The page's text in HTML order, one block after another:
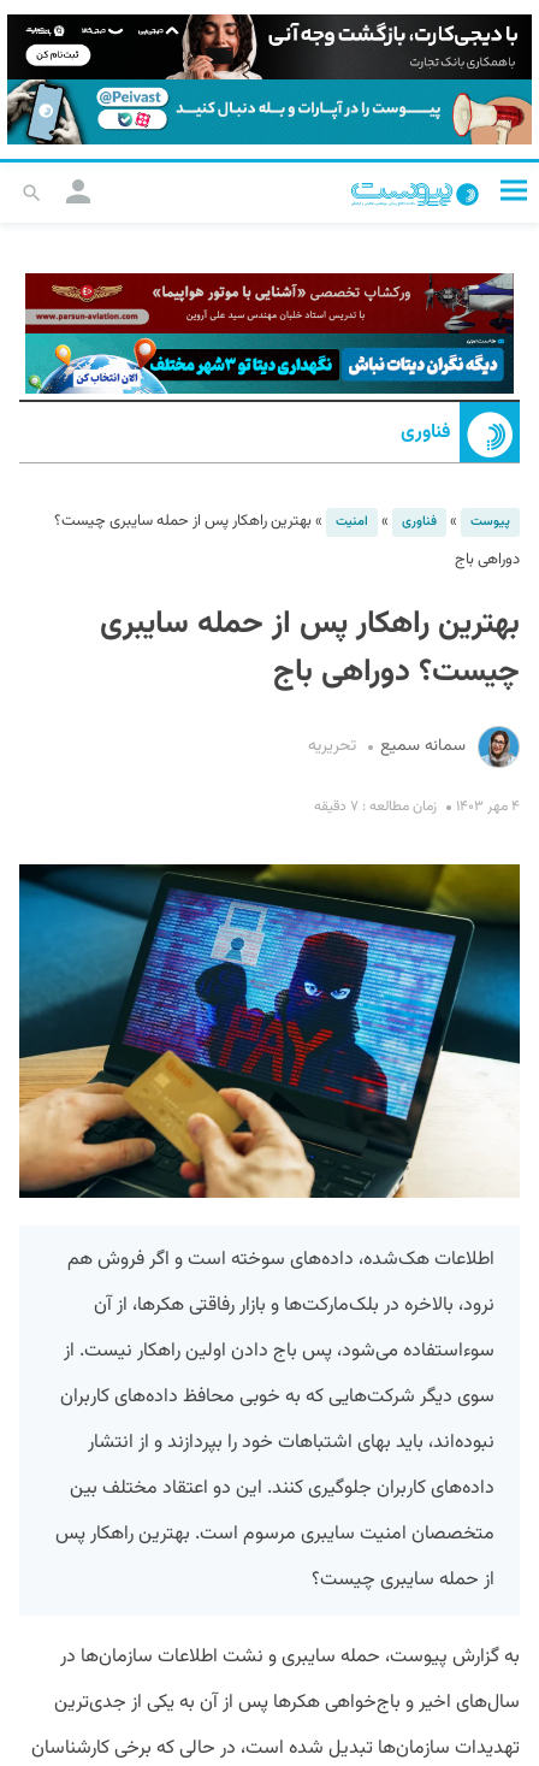
فناوری
پیوست » فناوری » امنیت »بهترین راهکار پس از حمله سایبری چیست؟
دوراهی باج
بهترین راهکار پس از حمله سایبری
چیست؟ دوراهی باج
سمانه سمیع تحریریه
۴ مهر ۱۴۰۳ زمان مطالعه : ۷ دقیقه
اطلاعات هک‌شده، داده‌های سوخته است و اگر فروش هم
نرود، بالاخره در بلک‌مارکت‌ها و بازار رفاقتی هکرها، از آن
سوءاستفاده می‌شود، پس باج دادن اولین راهکار نیست. از
سوی دیگر شرکت‌هایی که به خوبی محافظ داده‌های کاربران
نبوده‌اند، باید بهای اشتباهات خود را بپردازند و از انتشار
داده‌های کاربران جلوگیری کنند. این دو اعتقاد مختلف بین
متخصصان امنیت سایبری مرسوم است. بهترین راهکار پس
از حمله سایبری چیست؟
به گزارش پیوست، حمله سایبری و نشت اطلاعات سازمان‌ها در
سال‌های اخیر و باج‌خواهی هکرها پس از آن به یکی از جدی‌ترین
تهدیدات سازمان‌ها تبدیل شده است، در حالی که برخی کارشناسان